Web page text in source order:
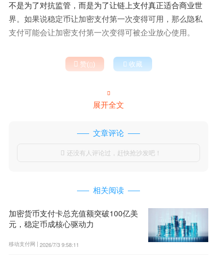
不是为了对抗监管，而是为了让链上支付真正适合商业世
界。如果说稳定币让加密支付第一次变得可用，那么隐私
支付可能会让加密支付第一次变得可被企业放心使用。
 赞()  收藏

展开全文
文章评论
 还没有人评论过，赶快抢沙发吧！
相关阅读
加密货币支付卡总充值额突破100亿美
元，稳定币成核心驱动力
移动支付网 | 2026/7/3 9:58:11